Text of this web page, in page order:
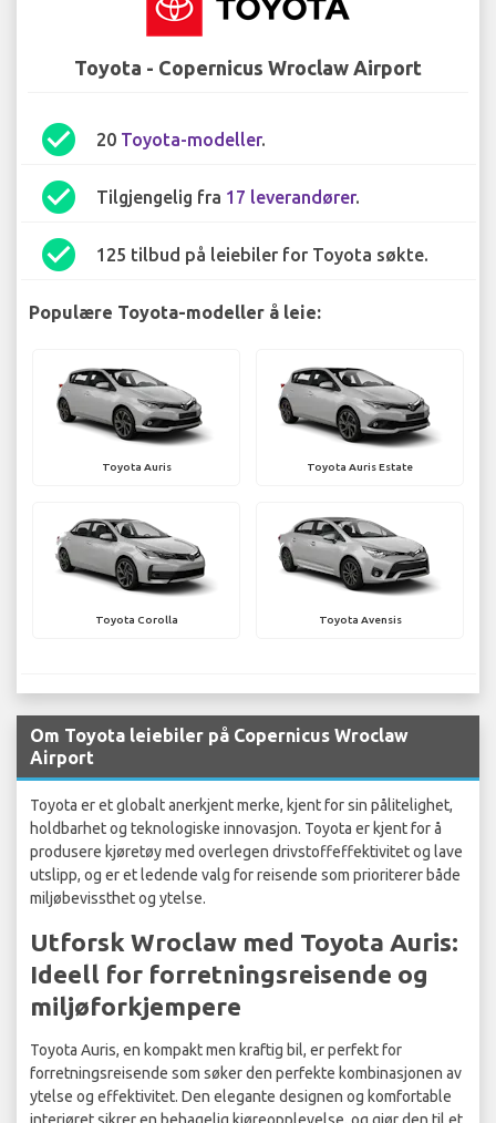
Toyota - Copernicus Wroclaw Airport
check_circle 20 Toyota-modeller.
check_circle Tilgjengelig fra 17 leverandører.
check_circle 125 tilbud på leiebiler for Toyota søkte.
Populære Toyota-modeller å leie:
Toyota Auris Toyota Auris Estate
Toyota Corolla Toyota Avensis
Om Toyota leiebiler på Copernicus Wroclaw
Airport
Toyota er et globalt anerkjent merke, kjent for sin pålitelighet,
holdbarhet og teknologiske innovasjon. Toyota er kjent for å
produsere kjøretøy med overlegen drivstoffeffektivitet og lave
utslipp, og er et ledende valg for reisende som prioriterer både
miljøbevissthet og ytelse.
Utforsk Wroclaw med Toyota Auris:
Ideell for forretningsreisende og
miljøforkjempere
Toyota Auris, en kompakt men kraftig bil, er perfekt for
forretningsreisende som søker den perfekte kombinasjonen av
ytelse og effektivitet. Den elegante designen og komfortable